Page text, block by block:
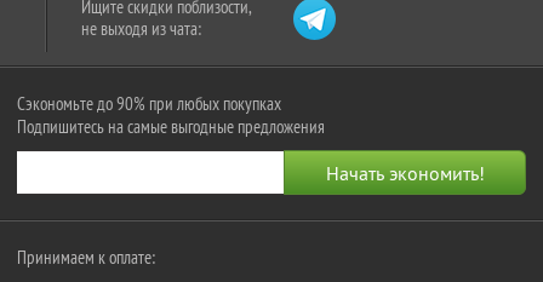
Ищите скидки поблизости,
не выходя из чата:
Сэкономьте до 90% при любых покупках
Подпишитесь на самые выгодные предложения
Принимаем к оплате: